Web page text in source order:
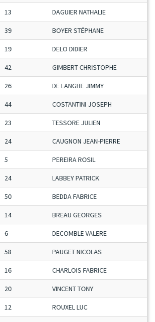
13 DAGUIER NATHALIE
39 BOYER STÉPHANE
19 DELO DIDIER
42 GIMBERT CHRISTOPHE
26 DE LANGHE JIMMY
44 COSTANTINI JOSEPH
23 TESSORE JULIEN
24 CAUGNON JEAN-PIERRE
5 PEREIRA ROSIL
24 LABBEY PATRICK
50 BEDDA FABRICE
14 BREAU GEORGES
6 DECOMBLE VALERE
58 PAUGET NICOLAS
16 CHARLOIS FABRICE
20 VINCENT TONY
12 ROUXEL LUC